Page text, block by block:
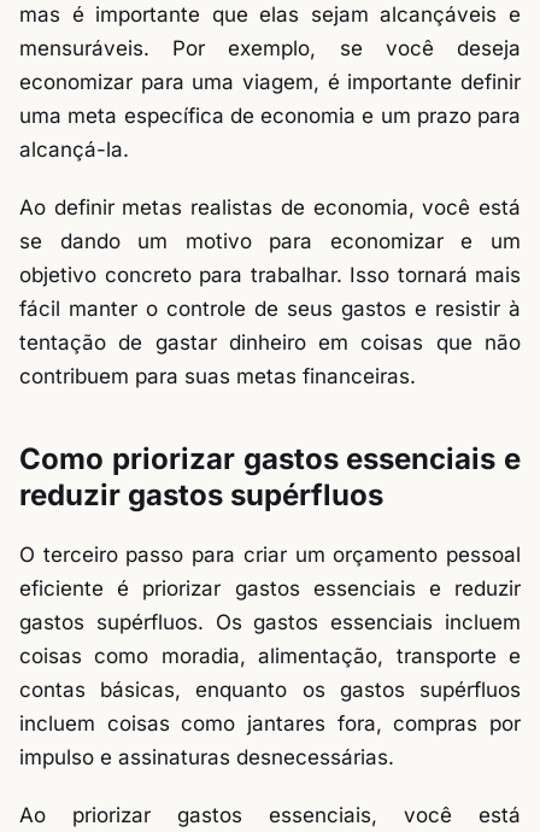
mas é importante que elas sejam alcançáveis e
mensuráveis. Por exemplo, se você deseja
economizar para uma viagem, é importante definir
uma meta específica de economia e um prazo para
alcançá-la.
Ao definir metas realistas de economia, você está
se dando um motivo para economizar e um
objetivo concreto para trabalhar. Isso tornará mais
fácil manter o controle de seus gastos e resistir à
tentação de gastar dinheiro em coisas que não
contribuem para suas metas financeiras.
Como priorizar gastos essenciais e
reduzir gastos supérfluos
O terceiro passo para criar um orçamento pessoal
eficiente é priorizar gastos essenciais e reduzir
gastos supérfluos. Os gastos essenciais incluem
coisas como moradia, alimentação, transporte e
contas básicas, enquanto os gastos supérfluos
incluem coisas como jantares fora, compras por
impulso e assinaturas desnecessárias.
Ao priorizar gastos essenciais, você está